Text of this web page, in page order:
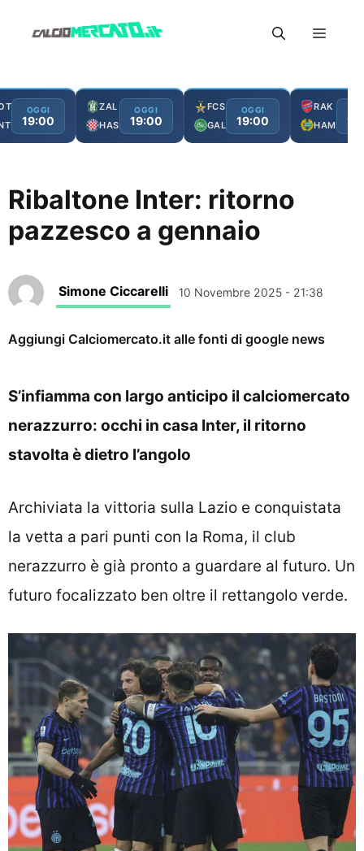
Menu
OGGI
19:00
ZAL
HAS
OGGI
19:00
FCS
GAL
OGGI
19:00
RAK
HAM
Ribaltone Inter: ritorno
pazzesco a gennaio
Simone Ciccarelli 10 Novembre 2025 - 21:38
Aggiungi Calciomercato.it alle fonti di google news
S’infiamma con largo anticipo il calciomercato
nerazzurro: occhi in casa Inter, il ritorno
stavolta è dietro l’angolo
Archiviata la vittoria sulla Lazio e conquistata
la vetta a pari punti con la Roma, il club
nerazzurro è già pronto a guardare al futuro. Un
futuro focalizzato ben oltre il rettangolo verde.